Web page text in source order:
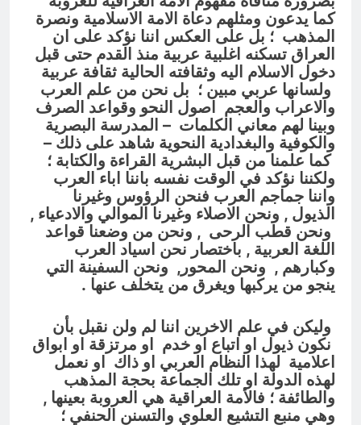
كما يدعون ومثلهم دعاة الامة الاسلامية ونصرة
المذهب ؛ بل على العكس اننا نؤكد على ان
العراق تسكنه اغلبية عربية منذ القدم حتى قبل
دخول الاسلام اليه وثقافته الحالية ثقافة عربية
ولسانها عربي مبين ؛ بل نحن من علم العرب
والاعراب والعجم اصول النحو وقواعد الصرف
وبينا لهم معاني الكلمات – المدرسة البصرية
والكوفية والبغدادية النحوية شاهد على ذلك –
كما علمنا من قبل البشرية القراءة والكتابة ؛
ولكننا نؤكد في الوقت نفسه باننا اباء العرب
واننا جماجم العرب فنحن الرؤوس وغيرنا
الذيول , ونحن الاصلاء وغيرنا الموالي والادعياء ,
ونحن قطب الرحى , ونحن من وضعنا قواعد
اللغة العربية , باختصار نحن اسياد العرب
وكبارهم , ونحن المحور, ونحن السفينة التي
ينجو من يركبها ويغرق من يتخلف عنها .
وليكن في علم الاخرين اننا لم ولن نقبل بأن
نكون ذيول او اتباع او خدم او مرتزقة او ابواق
اعلامية لهذا النظام العربي او ذاك او نعمل
لهذه الدولة او تلك الجماعة بحجة المذهب
والطائفة ؛ فالأمة العراقية هي العروبة بعينها ,
وهي منبع التشيع العلوي والتسنن الحنفي ؛